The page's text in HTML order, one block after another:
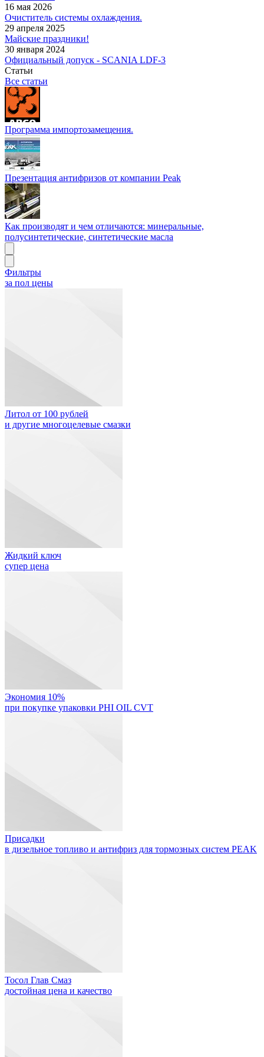
16 мая 2026
Очиститель системы охлаждения.
29 апреля 2025
Майские праздники!
30 января 2024
Официальный допуск - SCANIA LDF-3
Статьи
Все статьи
Программа импортозамещения.
Презентация антифризов от компании Peak
Как производят и чем отличаются: минеральные,
полусинтетические, синтетические масла
Фильтры
за пол цены
Литол от 100 рублей
и другие многоцелевые смазки
Жидкий ключ
супер цена
Экономия 10%
при покупке упаковки PHI OIL CVT
Присадки
в дизельное топливо и антифриз для тормозных систем PEAK
Тосол Глав Смаз
достойная цена и качество